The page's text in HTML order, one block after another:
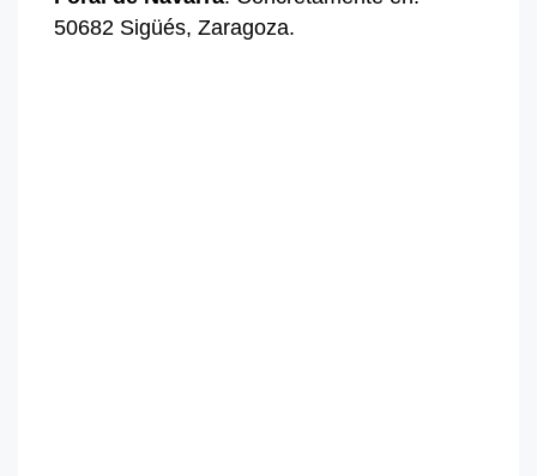
50682 Sigüés, Zaragoza.